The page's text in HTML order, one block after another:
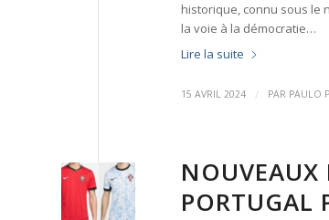
historique, connu sous le
la voie à la démocratie…
Lire la suite
15 AVRIL 2024 / PAR PAULO
NOUVEAUX
PORTUGAL